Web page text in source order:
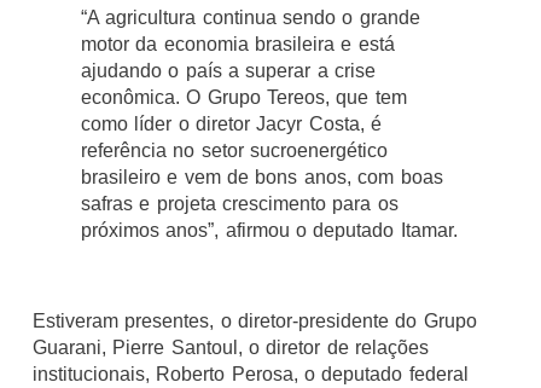
“A agricultura continua sendo o grande
motor da economia brasileira e está
ajudando o país a superar a crise
econômica. O Grupo Tereos, que tem
como líder o diretor Jacyr Costa, é
referência no setor sucroenergético
brasileiro e vem de bons anos, com boas
safras e projeta crescimento para os
próximos anos”, afirmou o deputado Itamar.
Estiveram presentes, o diretor-presidente do Grupo
Guarani, Pierre Santoul, o diretor de relações
institucionais, Roberto Perosa, o deputado federal